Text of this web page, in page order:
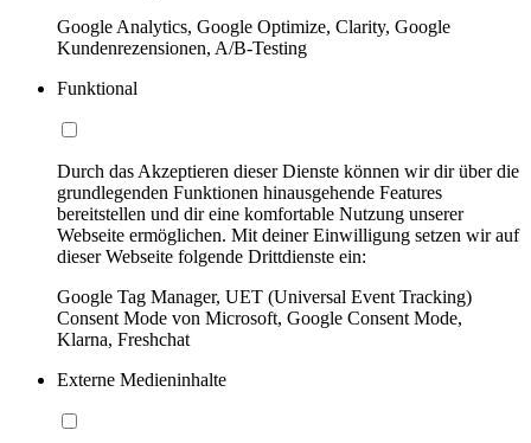
Google Analytics, Google Optimize, Clarity, Google
Kundenrezensionen, A/B-Testing
Funktional
Durch das Akzeptieren dieser Dienste können wir dir über die
grundlegenden Funktionen hinausgehende Features
bereitstellen und dir eine komfortable Nutzung unserer
Webseite ermöglichen. Mit deiner Einwilligung setzen wir auf
dieser Webseite folgende Drittdienste ein:
Google Tag Manager, UET (Universal Event Tracking)
Consent Mode von Microsoft, Google Consent Mode,
Klarna, Freshchat
Externe Medieninhalte